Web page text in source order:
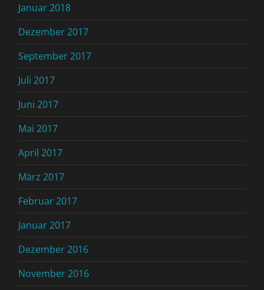
Januar 2018
Dezember 2017
September 2017
Juli 2017
Juni 2017
Mai 2017
April 2017
März 2017
Februar 2017
Januar 2017
Dezember 2016
November 2016